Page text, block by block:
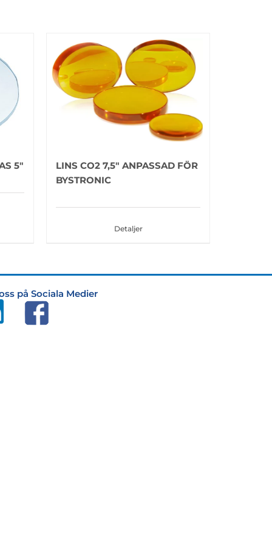
5″
LINS CO2 7,5″ ANPASSAD FÖR
BYSTRONIC
Detaljer
på Sociala Medier